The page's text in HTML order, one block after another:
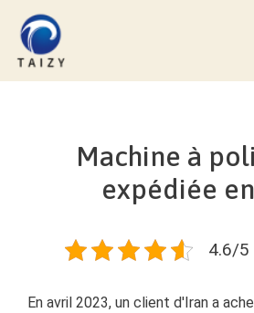
contenu
Machine à
expédiée
4.6/5
En avril 2023, un client d'Iran a